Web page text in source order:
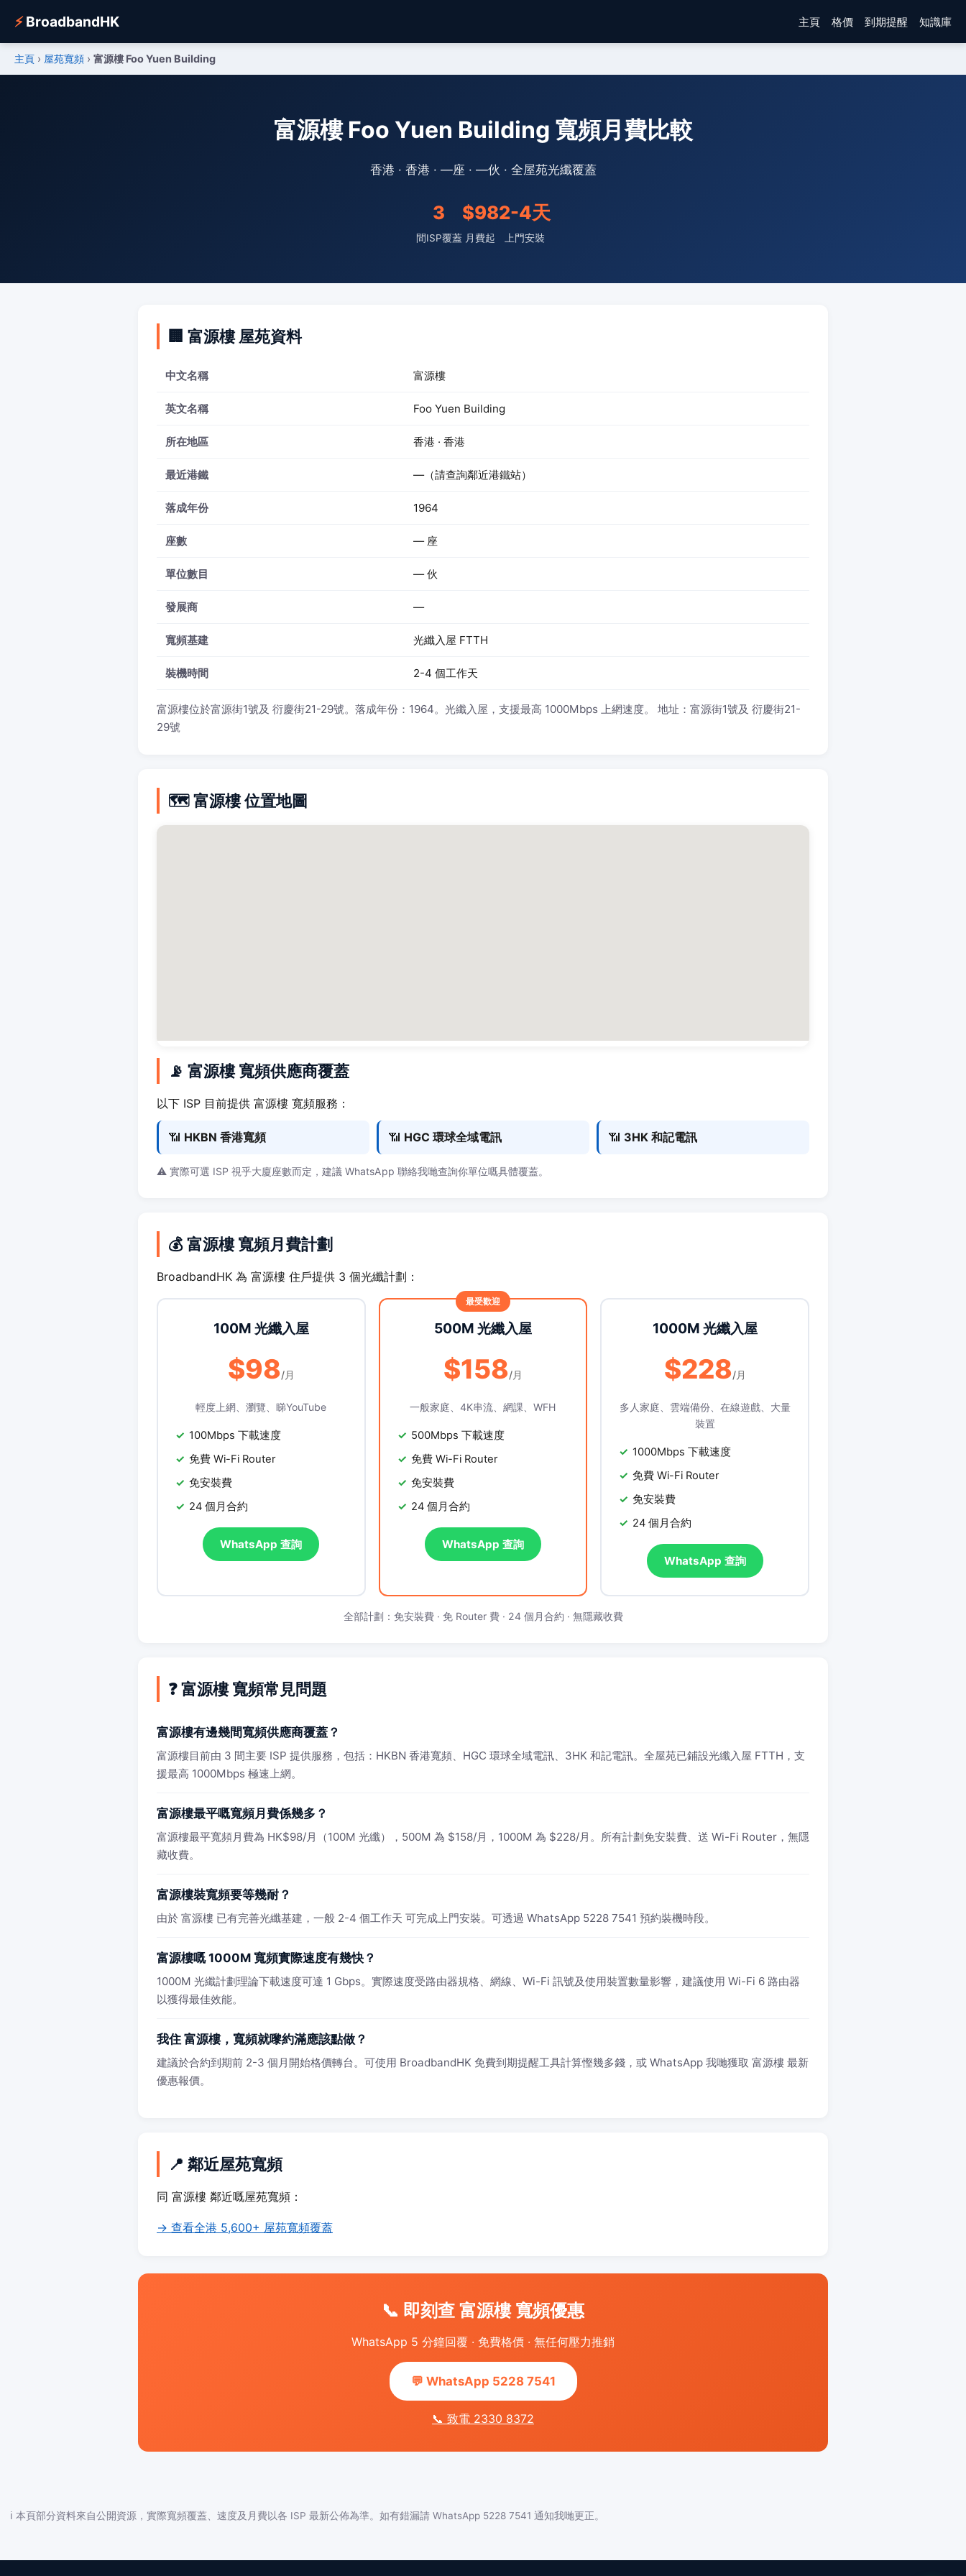
⚡BroadbandHK 主頁 格價 到期提醒 知識庫
主頁 › 屋苑寬頻 › 富源樓 Foo Yuen Building
富源樓 Foo Yuen Building 寬頻月費比較
香港 · 香港 · —座 · —伙 · 全屋苑光纖覆蓋
3
間ISP覆蓋
$98
月費起
2-4天
上門安裝
🏢 富源樓 屋苑資料
中文名稱 富源樓
英文名稱 Foo Yuen Building
所在地區 香港 · 香港
最近港鐵 —（請查詢鄰近港鐵站）
落成年份 1964
座數 — 座
單位數目 — 伙
發展商 —
寬頻基建 光纖入屋 FTTH
裝機時間 2-4 個工作天
富源樓位於富源街1號及 衍慶街21-29號。落成年份：1964。光纖入屋，支援最高 1000Mbps 上網速度。 地址：富源街1號及 衍慶街21-
29號
🗺️ 富源樓 位置地圖
📡 富源樓 寬頻供應商覆蓋
以下 ISP 目前提供 富源樓 寬頻服務：
📶 HKBN 香港寬頻 📶 HGC 環球全域電訊 📶 3HK 和記電訊
⚠️ 實際可選 ISP 視乎大廈座數而定，建議 WhatsApp 聯絡我哋查詢你單位嘅具體覆蓋。
💰 富源樓 寬頻月費計劃
BroadbandHK 為 富源樓 住戶提供 3 個光纖計劃：
100M 光纖入屋
$98/月
輕度上網、瀏覽、睇YouTube
100Mbps 下載速度
免費 Wi-Fi Router
免安裝費
24 個月合約
WhatsApp 查詢
500M 光纖入屋
$158/月
一般家庭、4K串流、網課、WFH
500Mbps 下載速度
免費 Wi-Fi Router
免安裝費
24 個月合約
WhatsApp 查詢
1000M 光纖入屋
$228/月
多人家庭、雲端備份、在線遊戲、大量
裝置
1000Mbps 下載速度
免費 Wi-Fi Router
免安裝費
24 個月合約
WhatsApp 查詢
全部計劃：免安裝費 · 免 Router 費 · 24 個月合約 · 無隱藏收費
❓ 富源樓 寬頻常見問題
富源樓有邊幾間寬頻供應商覆蓋？
富源樓目前由 3 間主要 ISP 提供服務，包括：HKBN 香港寬頻、HGC 環球全域電訊、3HK 和記電訊。全屋苑已鋪設光纖入屋 FTTH，支
援最高 1000Mbps 極速上網。
富源樓最平嘅寬頻月費係幾多？
富源樓最平寬頻月費為 HK$98/月（100M 光纖），500M 為 $158/月，1000M 為 $228/月。所有計劃免安裝費、送 Wi-Fi Router，無隱
藏收費。
富源樓裝寬頻要等幾耐？
由於 富源樓 已有完善光纖基建，一般 2-4 個工作天 可完成上門安裝。可透過 WhatsApp 5228 7541 預約裝機時段。
富源樓嘅 1000M 寬頻實際速度有幾快？
1000M 光纖計劃理論下載速度可達 1 Gbps。實際速度受路由器規格、網線、Wi-Fi 訊號及使用裝置數量影響，建議使用 Wi-Fi 6 路由器
以獲得最佳效能。
我住 富源樓，寬頻就嚟約滿應該點做？
建議於合約到期前 2-3 個月開始格價轉台。可使用 BroadbandHK 免費到期提醒工具計算慳幾多錢，或 WhatsApp 我哋獲取 富源樓 最新
優惠報價。
📍 鄰近屋苑寬頻
同 富源樓 鄰近嘅屋苑寬頻：
→ 查看全港 5,600+ 屋苑寬頻覆蓋
📞 即刻查 富源樓 寬頻優惠
WhatsApp 5 分鐘回覆 · 免費格價 · 無任何壓力推銷
💬 WhatsApp 5228 7541
📞 致電 2330 8372
ℹ️ 本頁部分資料來自公開資源，實際寬頻覆蓋、速度及月費以各 ISP 最新公佈為準。如有錯漏請 WhatsApp 5228 7541 通知我哋更正。